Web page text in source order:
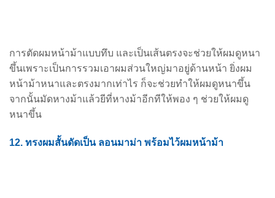
การตัดผมหน้าม้าแบบทึบ และเป็นเส้นตรงจะช่วยให้ผมดูหนา
ขึ้นเพราะเป็นการรวมเอาผมส่วนใหญ่มาอยู่ด้านหน้า ยิ่งผม
หน้าม้าหนาและตรงมากเท่าไร ก็จะช่วยทำให้ผมดูหนาขึ้น
จากนั้นมัดหางม้าแล้วยีที่หางม้าอีกทีให้พอง ๆ ช่วยให้ผมดู
หนาขึ้น
12. ทรงผมสั้นดัดเป็น ลอนมาม่า พร้อมไว้ผมหน้าม้า